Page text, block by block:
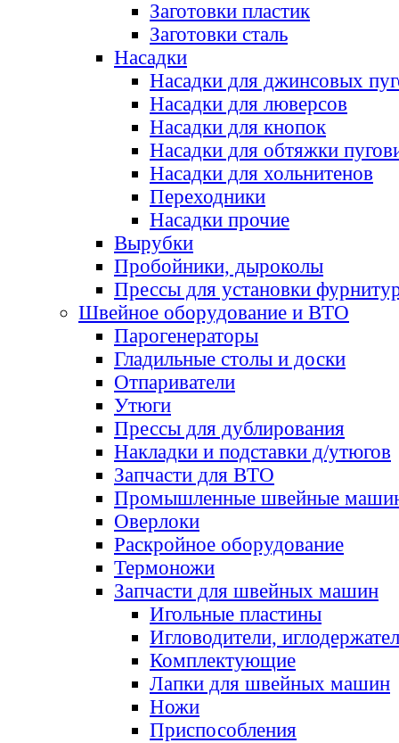
Заготовки пластик
Заготовки сталь
Насадки
Насадки для джинсовых
Насадки для люверсов
Насадки для кнопок
Насадки для обтяжки
Насадки для хольнитенов
Переходники
Насадки прочие
Вырубки
Пробойники, дыроколы
Прессы для установки
Швейное оборудование и ВТО
Парогенераторы
Гладильные столы и доски
Отпариватели
Утюги
Прессы для дублирования
Накладки и подставки д/утюгов
Запчасти для ВТО
Промышленные швейные
Оверлоки
Раскройное оборудование
Термоножи
Запчасти для швейных машин
Игольные пластины
Игловодители,
Комплектующие
Лапки для швейных машин
Ножи
Приспособления